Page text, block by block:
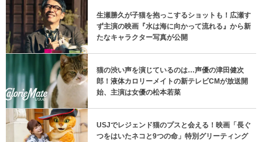
生瀬勝久が子猫を抱っこするショットも！広瀬す
ず主演の映画『水は海に向かって流れる』から新
たなキャラクター写真が公開
猫の渋い声を演じているのは…声優の津田健次
郎！液体カロリーメイトの新テレビCMが放送開
始、主演は女優の松本若菜
USJでレジェンド猫のプスと会える！映画「長ぐ
つをはいたネコと9つの命」特別グリーティング